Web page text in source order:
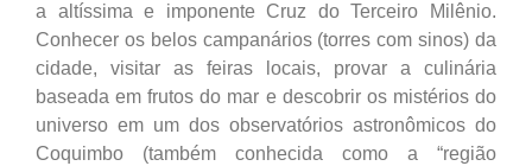
a altíssima e imponente Cruz do Terceiro Milênio.
Conhecer os belos campanários (torres com sinos) da
cidade, visitar as feiras locais, provar a culinária
baseada em frutos do mar e descobrir os mistérios do
universo em um dos observatórios astronômicos do
Coquimbo (também conhecida como a “região